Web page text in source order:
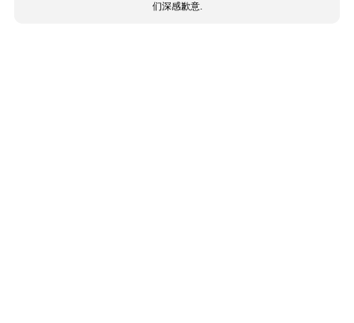
们深感歉意.